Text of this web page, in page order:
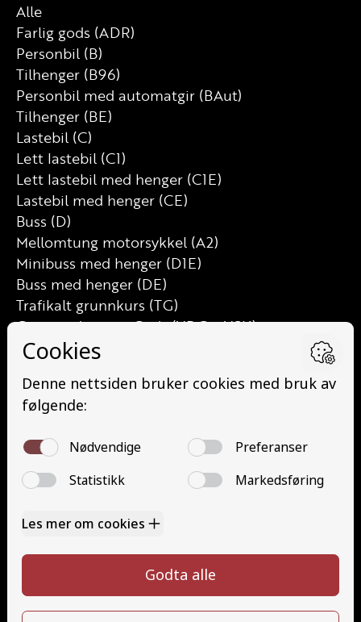
Alle
Farlig gods (ADR)
Personbil (B)
Tilhenger (B96)
Personbil med automatgir (BAut)
Tilhenger (BE)
Lastebil (C)
Lett lastebil (C1)
Lett lastebil med henger (C1E)
Lastebil med henger (CE)
Buss (D)
Mellomtung motorsykkel (A2)
Minibuss med henger (D1E)
Buss med henger (DE)
Trafikalt grunnkurs (TG)
Grunnutdanning Gods (YDG – YSK)
Grunnutdanning Person (YDP – YSK)
YSK Gods etterutdanning (EYDG)
Nettbasert teorikurs (Teorikurs)
Løfteredskap G11 (Løfteredskap G11)
Lastebilkran (G8) (Lastebilkran (G8))
Motorsykkel (A)
Kontakt
Priser
Elevside
info@halaasts.no